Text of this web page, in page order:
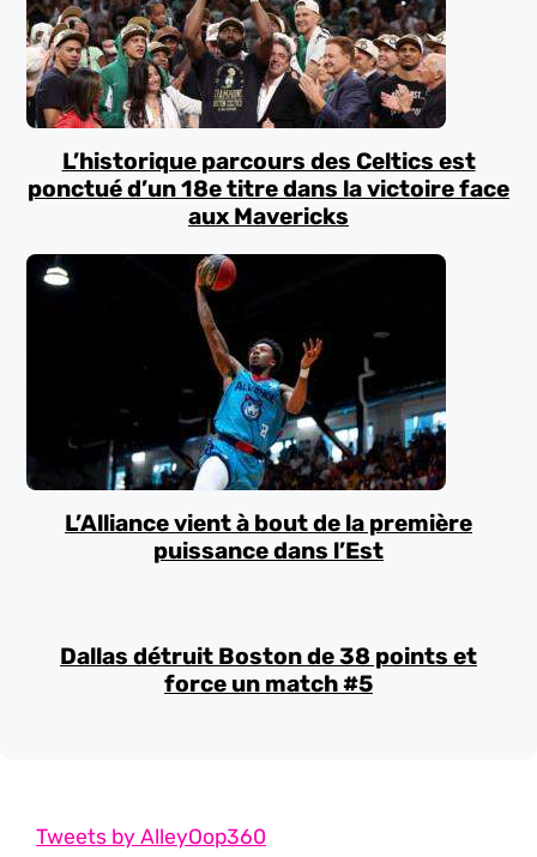
L’historique parcours des Celtics est
ponctué d’un 18e titre dans la victoire face
aux Mavericks
L’Alliance vient à bout de la première
puissance dans l’Est
Dallas détruit Boston de 38 points et
force un match #5
Tweets by AlleyOop360